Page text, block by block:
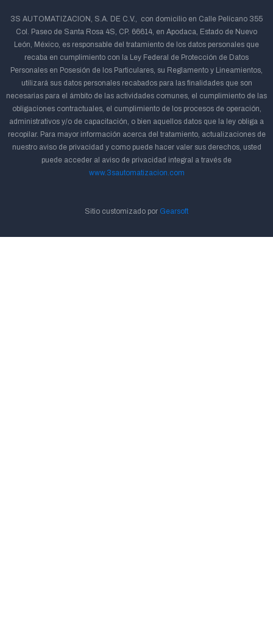
3S AUTOMATIZACION, S.A. DE C.V., con domicilio en Calle Pelícano 355
Col. Paseo de Santa Rosa 4S, CP. 66614, en Apodaca, Estado de Nuevo
León, México, es responsable del tratamiento de los datos personales que
recaba en cumplimiento con la Ley Federal de Protección de Datos
Personales en Posesión de los Particulares, su Reglamento y Lineamientos,
utilizará sus datos personales recabados para las finalidades que son
necesarias para el ámbito de las actividades comunes, el cumplimiento de las
obligaciones contractuales, el cumplimiento de los procesos de operación,
administrativos y/o de capacitación, o bien aquellos datos que la ley obliga a
recopilar. Para mayor información acerca del tratamiento, actualizaciones de
nuestro aviso de privacidad y como puede hacer valer sus derechos, usted
puede acceder al aviso de privacidad integral a través de
www.3sautomatizacion.com
Sitio customizado por Gearsoft